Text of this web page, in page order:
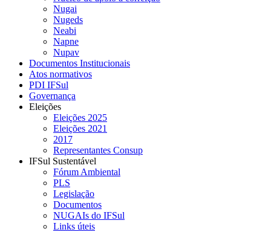
Nugai
Nugeds
Neabi
Napne
Nupav
Documentos Institucionais
Atos normativos
PDI IFSul
Governança
Eleições
Eleições 2025
Eleições 2021
2017
Representantes Consup
IFSul Sustentável
Fórum Ambiental
PLS
Legislação
Documentos
NUGAIs do IFSul
Links úteis